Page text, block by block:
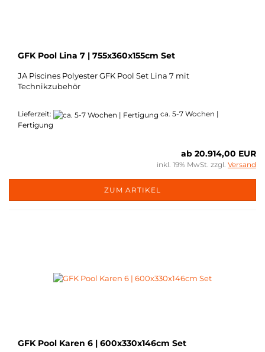
GFK Pool Lina 7 | 755x360x155cm Set
JA Piscines Polyester GFK Pool Set Lina 7 mit
Technikzubehör
Lieferzeit:
ca. 5-7 Wochen |
Fertigung
ab 20.914,00 EUR
inkl. 19% MwSt. zzgl. Versand
ZUM ARTIKEL
GFK Pool Karen 6 | 600x330x146cm Set